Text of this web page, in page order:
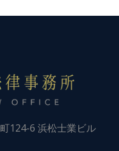
124-6 浜松士業ビル